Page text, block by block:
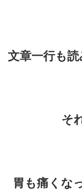
文章一行も読
そ
胃も痛くな